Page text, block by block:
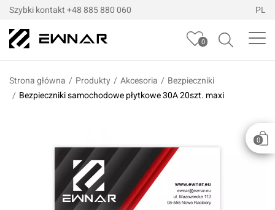
Szybki kontakt +48 885 880 060 PL
0
0
Strona główna / Produkty / Akcesoria / Bezpieczniki
/ Bezpieczniki samochodowe płytkowe 30A 20szt. maxi